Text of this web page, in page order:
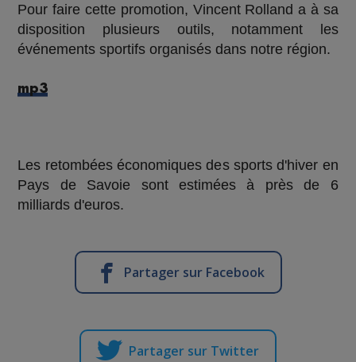
Pour faire cette promotion, Vincent Rolland a à sa
disposition plusieurs outils, notamment les
événements sportifs organisés dans notre région.
mp3
Les retombées économiques des sports d'hiver en
Pays de Savoie sont estimées à près de 6
milliards d'euros.
Partager sur Facebook
Partager sur Twitter